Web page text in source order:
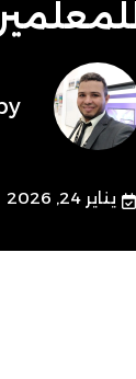
يناير 24, 2026